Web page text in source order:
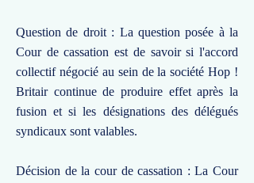
Question de droit : La question posée à la
Cour de cassation est de savoir si l'accord
collectif négocié au sein de la société Hop !
Britair continue de produire effet après la
fusion et si les désignations des délégués
syndicaux sont valables.
Décision de la cour de cassation : La Cour